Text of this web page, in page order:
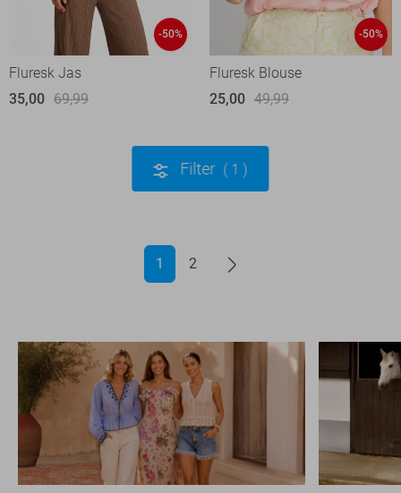
-50%
Fluresk Jas
35,00 69,99
-50%
Fluresk Blouse
25,00 49,99
Filter 1
1 2